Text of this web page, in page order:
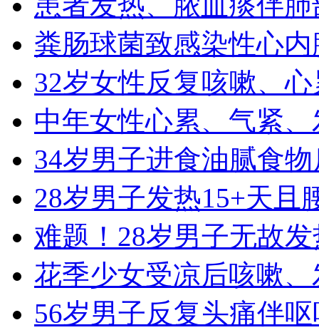
粪肠球菌致感染性心
32岁女性反复咳嗽、
中年女性心累、气紧
34岁男子进食油腻食
28岁男子发热15+天
难题！28岁男子无故
花季少女受凉后咳嗽
56岁男子反复头痛伴